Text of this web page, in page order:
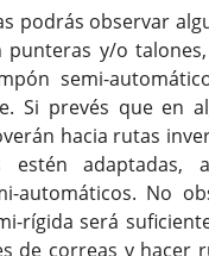
podrás observar
punteras y/o
semi-
Si prevés que en
hacia rutas
estén adaptadas,
automáticos. No
rígida será
de correas y hacer